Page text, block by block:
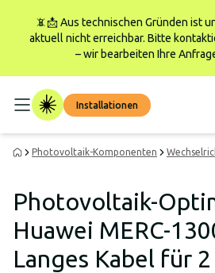
📵📩 Aus technischen Gründen ist
aktuell nicht erreichbar. Bitte
– wir bearbeiten Ihre
Installationen
Photovoltaik-Komponenten
Photovoltaik-
Huawei MERC-
Langes Kabel für